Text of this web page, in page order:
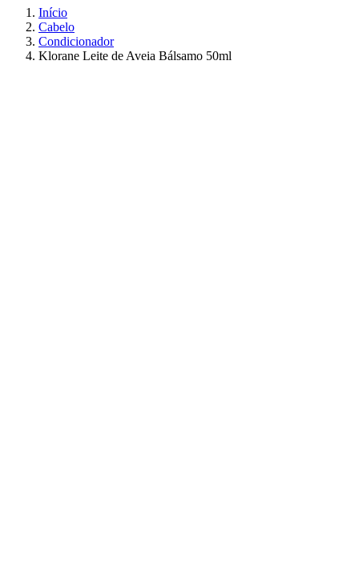
Início
Cabelo
Condicionador
Klorane Leite de Aveia Bálsamo 50ml